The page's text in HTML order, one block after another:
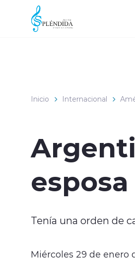
Click acá para ir directamente al
Inicio Internacional
Tenía una orden de
Miércoles 29 de enero